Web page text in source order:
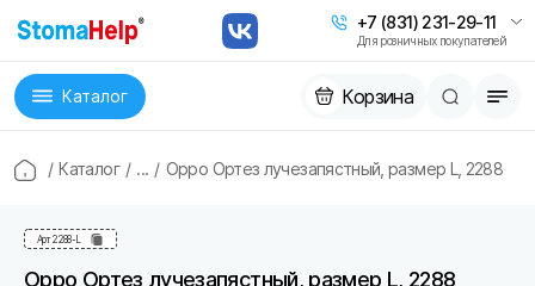
+7 (831) 231-29-11
Для розничных покупателей
Каталог Корзина
/ Каталог / ... / Oppo Ортез лучезапястный, размер L, 2288
Арт2288-L
Oppo Ортез лучезапястный, размер L, 2288